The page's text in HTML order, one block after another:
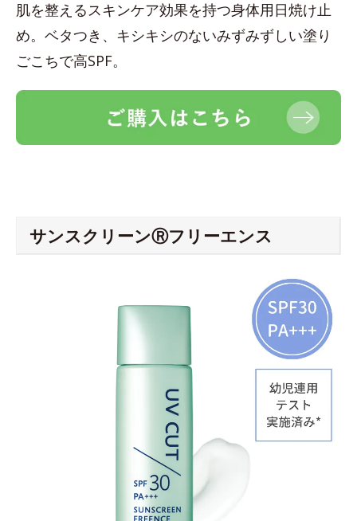
肌を整えるスキンケア効果を持つ身体用日焼け止
め。ベタつき、キシキシのないみずみずしい塗り
ごこちで高SPF。
サンスクリーンⓇフリーエンス